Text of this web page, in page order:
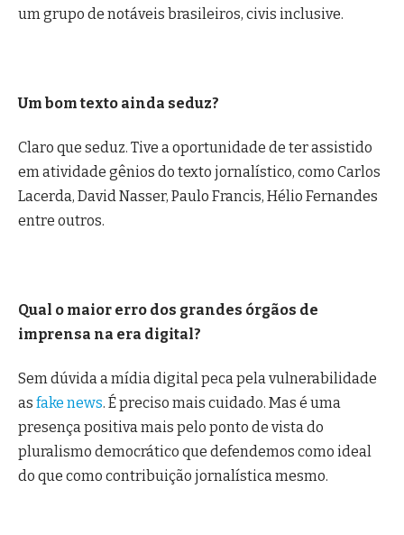
um grupo de notáveis brasileiros, civis inclusive.
Um bom texto ainda seduz?
Claro que seduz. Tive a oportunidade de ter assistido
em atividade gênios do texto jornalístico, como Carlos
Lacerda, David Nasser, Paulo Francis, Hélio Fernandes
entre outros.
Qual o maior erro dos grandes órgãos de
imprensa na era digital?
Sem dúvida a mídia digital peca pela vulnerabilidade
as fake news. É preciso mais cuidado. Mas é uma
presença positiva mais pelo ponto de vista do
pluralismo democrático que defendemos como ideal
do que como contribuição jornalística mesmo.